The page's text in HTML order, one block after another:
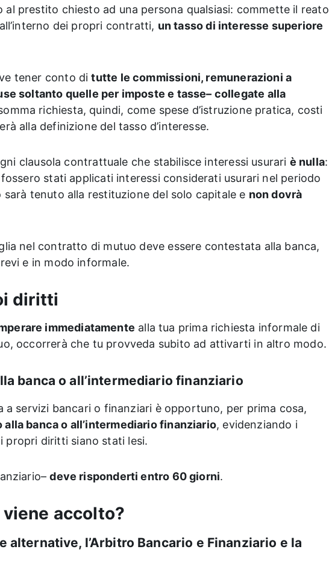
prestito chiesto ad una persona qualsiasi: commette il reato
dei propri contratti, un tasso di interesse superiore
tener conto ditutte le commissioni, remunerazioni a
soltanto quelle per imposte e tasse– collegate alla
richiesta, quindi, come spese d’istruzione pratica, costi
alla definizione del tasso d’interesse.
clausola contrattuale che stabilisce interessi usurari è nulla:
stati applicati interessi considerati usurari nel periodo
tenuto alla restituzione del solo capitale e non dovrà
nel contratto di mutuo deve essere contestata alla banca,
e in modo informale.
diritti
immediatamente alla tua prima richiesta informale di
occorrerà che tu provveda subito ad attivarti in altro modo.
banca o all’intermediario finanziario
a servizi bancari o finanziari è opportuno, per prima cosa,
banca o all’intermediario finanziario, evidenziando i
propri diritti siano stati lesi.
deve risponderti entro 60 giorni.
accolto?
alternative, l’Arbitro Bancario e Finanziario e la